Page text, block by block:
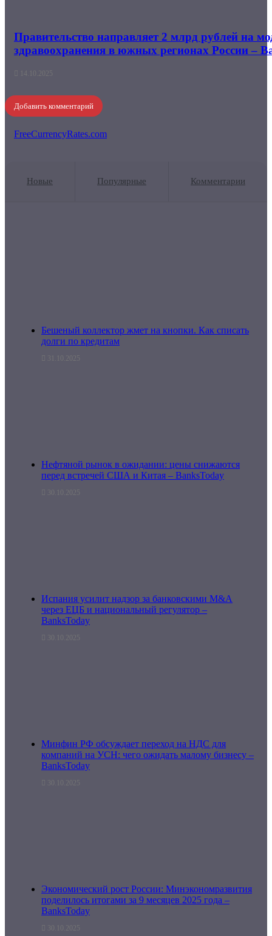
Правительство направляет 2 млрд рублей на
здравоохранения в южных регионах России –
14.10.2025
Добавить комментарий
FreeCurrencyRates.com
Новые Популярные Комментарии
Бешеный коллектор жмет на кнопки. Как списать
долги по кредитам
31.10.2025
Нефтяной рынок в ожидании: цены снижаются
перед встречей США и Китая – BanksToday
30.10.2025
Испания усилит надзор за банковскими M&A
через ЕЦБ и национальный регулятор –
BanksToday
30.10.2025
Минфин РФ обсуждает переход на НДС для
компаний на УСН: чего ожидать малому бизнесу –
BanksToday
30.10.2025
Экономический рост России: Минэкономразвития
поделилось итогами за 9 месяцев 2025 года –
BanksToday
30.10.2025